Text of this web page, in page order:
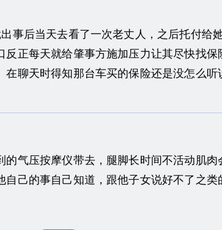
后当天去看了一次老丈人，之后托付给
正每天就给肇事方施加压力让其尽快找
聊天时得知那台车买的保险还是没怎么
压按摩仪带去，腿脚长时间不活动肌肉
己的事自己知道，跟他子女说好不了之